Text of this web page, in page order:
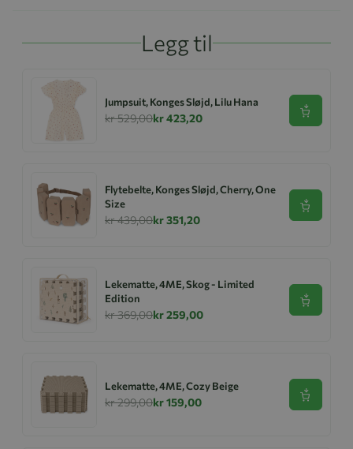
Legg til
Jumpsuit, Konges Sløjd, Lilu Hana
kr 529,00kr 423,20 Se
Flytebelte, Konges Sløjd, Cherry, One
Size
kr 439,00kr 351,20
Se
Lekematte, 4ME, Skog - Limited
Edition
kr 369,00kr 259,00
Se
Lekematte, 4ME, Cozy Beige
kr 299,00kr 159,00 Se